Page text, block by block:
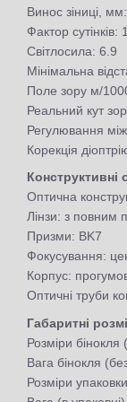
Винос зіниці,
Фактор сутінків:
Світлосила: 6.9
Мінімальна
Поле зору м/
Реальний кут
Регулювання
Корекція
Конструктивні
Оптична
Лінзи: з повним
Призми: BK7
Фокусування:
Корпус:
Оптичні труби
Габаритні
Розміри
Вага бінокля
Розміри